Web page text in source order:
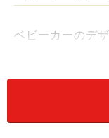
ベビーカーのデ
で今回まずご紹
いう、ヨーロッ